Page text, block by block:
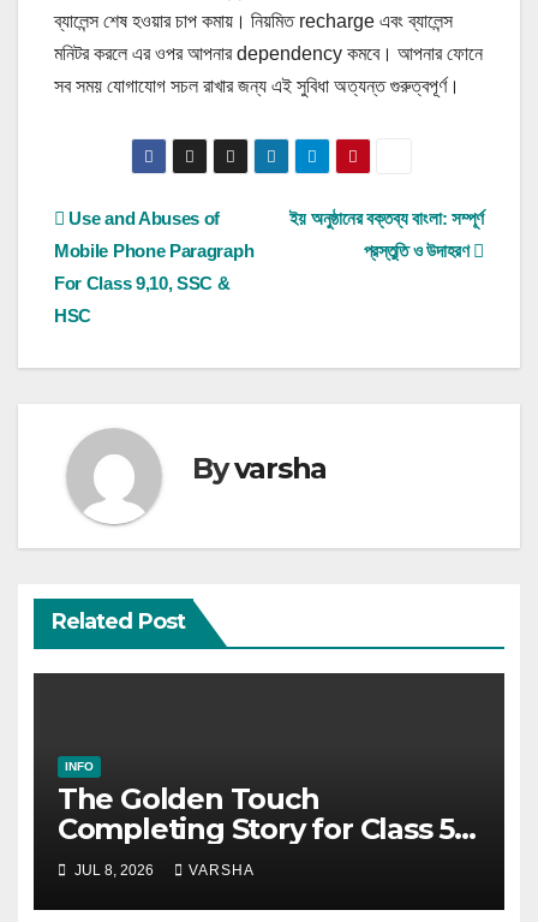
ব্যালেন্স শেষ হওয়ার চাপ কমায়। নিয়মিত recharge এবং ব্যালেন্স
মনিটর করলে এর ওপর আপনার dependency কমবে। আপনার ফোনে
সব সময় যোগাযোগ সচল রাখার জন্য এই সুবিধা অত্যন্ত গুরুত্বপূর্ণ।
Post
navigation
ইয় অনুষ্ঠানের বক্তব্য বাংলা: সম্পূর্ণ
প্রস্তুতি ও উদাহরণ
Use and Abuses of
Mobile Phone Paragraph
For Class 9,10, SSC &
HSC
Byvarsha
Related Post
INFO
The Golden Touch
Completing Story for Class 5,
6, 7, 8, SSC & HSC
JUL 8, 2026 VARSHA